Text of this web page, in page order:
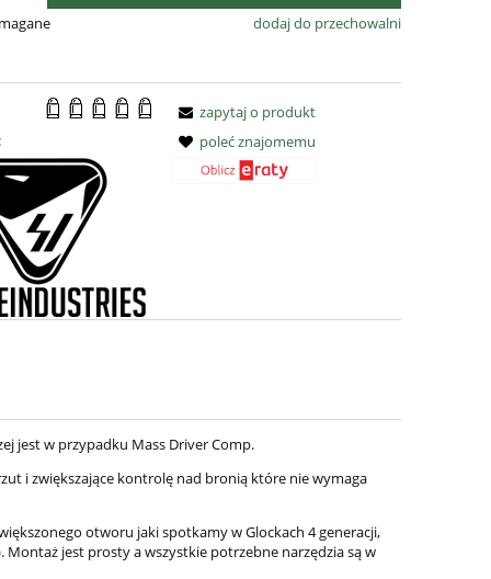
dodaj do przechowalni
zapytaj o produkt
poleć znajomemu
jest w przypadku Mass Driver Comp.
i zwiększające kontrolę nad bronią które nie wymaga
otworu jaki spotkamy w Glockach 4 generacji,
jest prosty a wszystkie potrzebne narzędzia są w